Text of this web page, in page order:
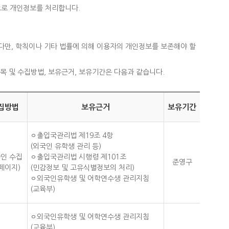
개인정보를 처리합니다.
, 학칙이나 기타 법률에 의해 이용자의 개인정보를 보존해야 할
및 수집방법, 보유근거, 보유기간은 다음과 같습니다.
방법 보유근거 보유기간
수집
이지)
ㅇ출입국관리법 제19조 4항
(외국인 유학생 관리 등)
ㅇ출입국관리법 시행령 제101조
(민감정보 및 고유식별정보의 처리)
ㅇ외국인유학생 및 어학연수생 관리지침
(교육부)
준영구
ㅇ외국인유학생 및 어학연수생 관리지침
(교육부)